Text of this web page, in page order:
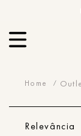
10%
Short
Relevância